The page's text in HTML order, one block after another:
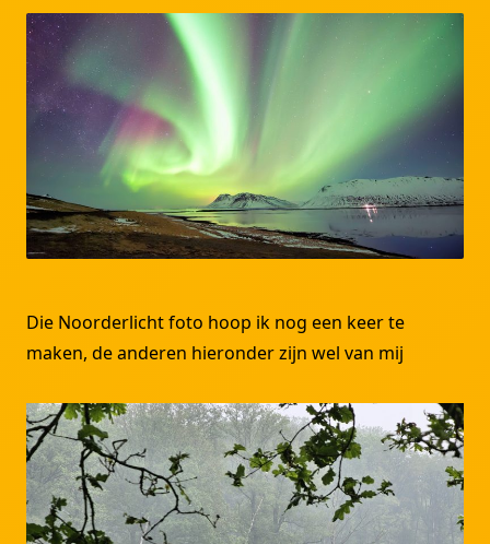
Die Noorderlicht foto hoop ik nog een keer te
maken, de anderen hieronder zijn wel van mij